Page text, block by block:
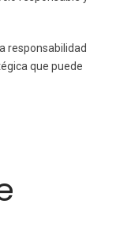
responsabilidad
que puede